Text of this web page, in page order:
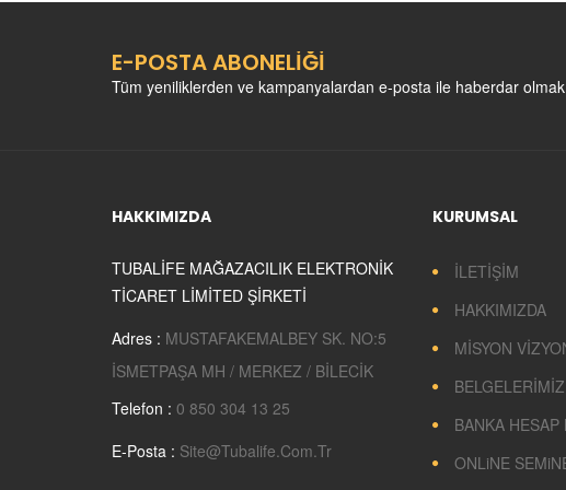
E-POSTA ABONELİĞİ
Tüm yeniliklerden ve kampanyalardan e-posta ile haberdar
HAKKIMIZDA
TUBALİFE MAĞAZACILIK ELEKTRONİK
TİCARET LİMİTED ŞİRKETİ
Adres : MUSTAFAKEMALBEY SK. NO:5
İSMETPAŞA MH / MERKEZ / BİLECİK
Telefon : 0 850 304 13 25
E-Posta : Site@tubalife.com.tr
KURUMSAL
İLETİŞİM
HAKKIMIZDA
MİSYON
BELGELERİMİZ
BANKA HESAP
ONLiNE